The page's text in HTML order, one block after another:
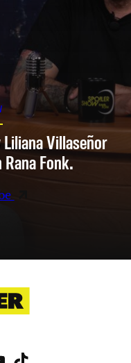
Liliana Villaseñor
Fonk.
YouTube